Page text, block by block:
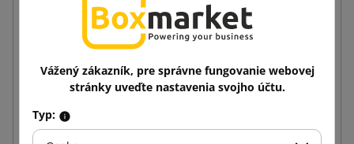
Vážený zákazník, pre správne fungovanie webovej
stránky uveďte nastavenia svojho účtu.
Typ: